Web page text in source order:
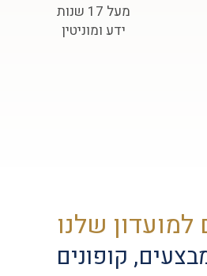
מעל 17 שנות
ידע ומוניטין
שלנו
קופונים